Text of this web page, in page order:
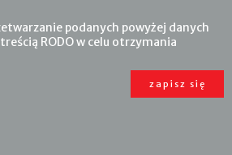
podanych powyżej danych
RODO w celu otrzymania